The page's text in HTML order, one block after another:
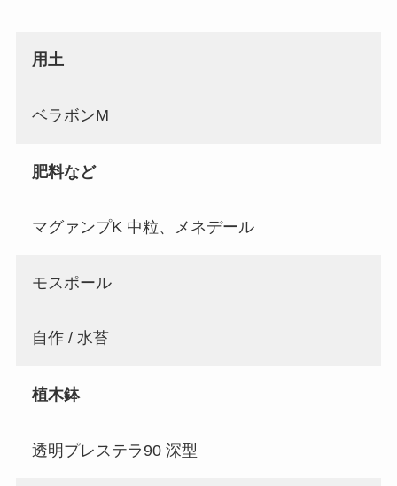
用土
ベラボンM
肥料など
マグァンプK 中粒、メネデール
モスポール
自作 / 水苔
植木鉢
透明プレステラ90 深型